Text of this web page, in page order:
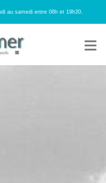
au samedi entre 08h et 19h30.